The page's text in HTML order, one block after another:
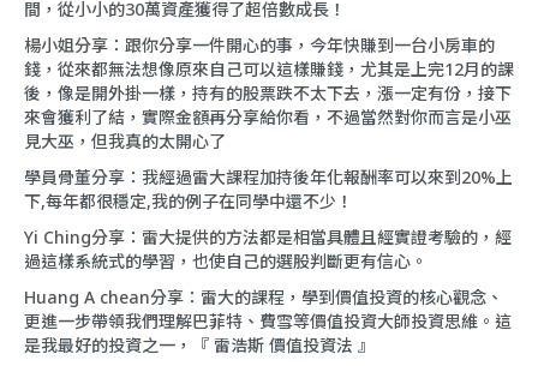
間，從小小的30萬資產獲得了超倍數成長！
楊小姐分享：跟你分享一件開心的事，今年快賺到一台小房車的
錢，從來都無法想像原來自己可以這樣賺錢，尤其是上完12月的課
後，像是開外掛一樣，持有的股票跌不太下去，漲一定有份，接下
來會獲利了結，實際金額再分享給你看，不過當然對你而言是小巫
見大巫，但我真的太開心了
學員骨董分享：我經過雷大課程加持後年化報酬率可以來到20%上
下,每年都很穩定,我的例子在同學中還不少！
Yi Ching分享：雷大提供的方法都是相當具體且經實證考驗的，經
過這樣系統式的學習，也使自己的選股判斷更有信心。
Huang A chean分享：雷大的課程，學到價值投資的核心觀念、
更進一步帶領我們理解巴菲特、費雪等價值投資大師投資思維。這
是我最好的投資之一，『 雷浩斯 價值投資法 』